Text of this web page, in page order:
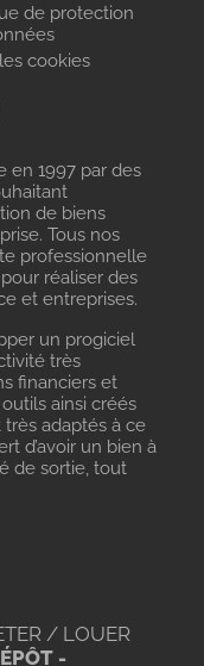
de protection
cookies
en 1997 par des
de biens
Tous nos
professionnelle
réaliser des
et entreprises.
un progiciel
très
financiers et
ainsi créés
adaptés à ce
d’avoir un bien à
de sortie, tout
/ LOUER
-